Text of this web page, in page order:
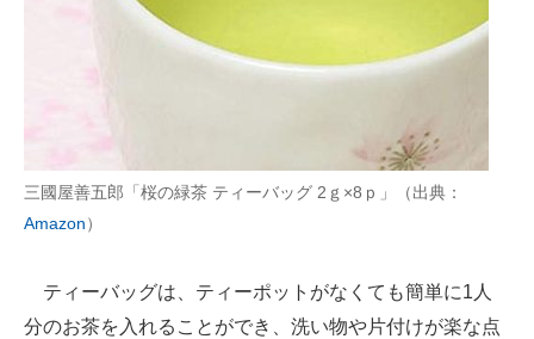
三國屋善五郎「桜の緑茶 ティーバッグ 2ｇ×8ｐ」（出典：
Amazon）
ティーバッグは、ティーポットがなくても簡単に1人
分のお茶を入れることができ、洗い物や片付けが楽な点